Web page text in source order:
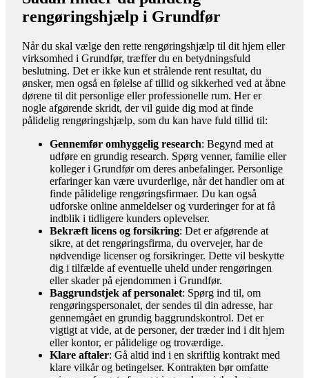
rengøringshjælp i Grundfør
Når du skal vælge den rette rengøringshjælp til dit hjem eller
virksomhed i Grundfør, træffer du en betydningsfuld
beslutning. Det er ikke kun et strålende rent resultat, du
ønsker, men også en følelse af tillid og sikkerhed ved at åbne
dørene til dit personlige eller professionelle rum. Her er
nogle afgørende skridt, der vil guide dig mod at finde
pålidelig rengøringshjælp, som du kan have fuld tillid til:
Gennemfør omhyggelig research: Begynd med at
udføre en grundig research. Spørg venner, familie eller
kolleger i Grundfør om deres anbefalinger. Personlige
erfaringer kan være uvurderlige, når det handler om at
finde pålidelige rengøringsfirmaer. Du kan også
udforske online anmeldelser og vurderinger for at få
indblik i tidligere kunders oplevelser.
Bekræft licens og forsikring: Det er afgørende at
sikre, at det rengøringsfirma, du overvejer, har de
nødvendige licenser og forsikringer. Dette vil beskytte
dig i tilfælde af eventuelle uheld under rengøringen
eller skader på ejendommen i Grundfør.
Baggrundstjek af personalet: Spørg ind til, om
rengøringspersonalet, der sendes til din adresse, har
gennemgået en grundig baggrundskontrol. Det er
vigtigt at vide, at de personer, der træder ind i dit hjem
eller kontor, er pålidelige og troværdige.
Klare aftaler: Gå altid ind i en skriftlig kontrakt med
klare vilkår og betingelser. Kontrakten bør omfatte